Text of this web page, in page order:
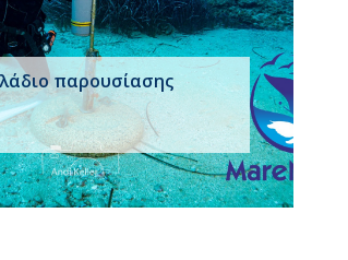
παρουσίασης